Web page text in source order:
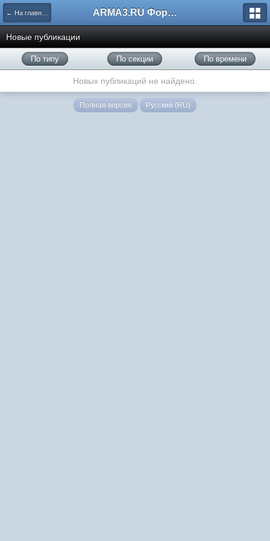
← На главную ARMA3.RU Форум
Новые публикации
По типу По секции По времени
Новых публикаций не найдено.
Полная версия Русский (RU)